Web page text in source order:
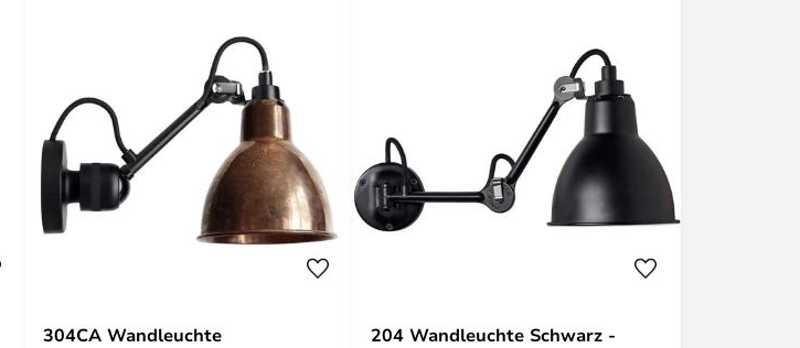
304CA Wandleuchte
204 Wandleuchte Schwarz -